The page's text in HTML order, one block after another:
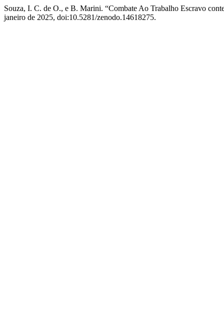
Souza, I. C. de O., e B. Marini. “Combate Ao Trabalho Escravo
janeiro de 2025, doi:10.5281/zenodo.14618275.